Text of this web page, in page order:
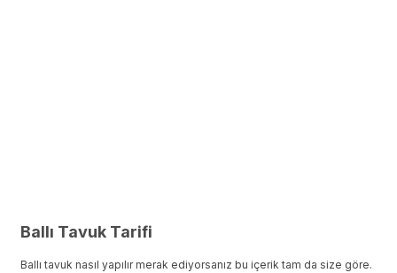
Ballı Tavuk Tarifi
Ballı tavuk nasıl yapılır merak ediyorsanız bu içerik tam da size göre.